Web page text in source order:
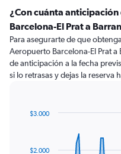
¿Con cuánta
Barcelona-El Prat a
Para asegurarte de que
Aeropuerto Barcelona-El Prat
de anticipación a la fecha
si lo retrasas y dejas la reserva
$2.000
$3.000